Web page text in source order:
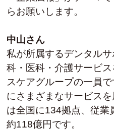
らお願いします。
中山さん
私が所属するデンタル
科・医科・介護サービ
スケアグループの一員
にさまざまなサービス
は全国に134拠点、従業
約118億円です。